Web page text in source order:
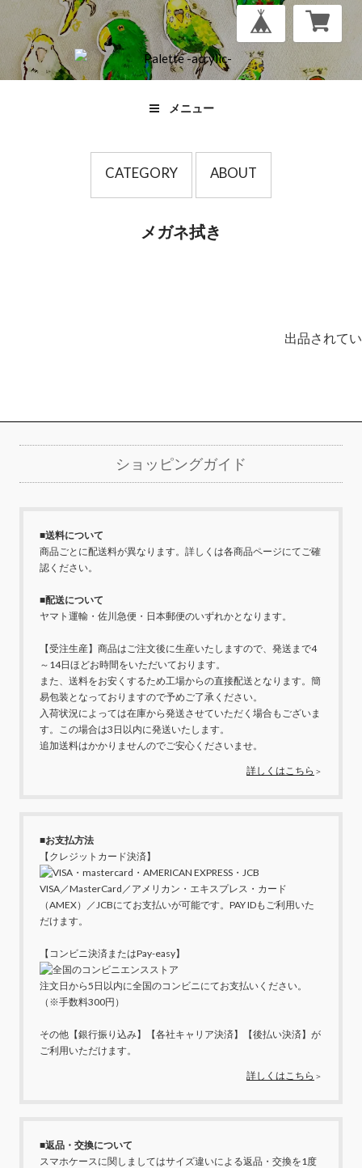
メニュー
CATEGORY ABOUT
メガネ拭き
出品されて
ショッピングガイド
■送料について
商品ごとに配送料が異なります。詳しくは各商品ページにてご確
認ください。
■配送について
ヤマト運輸・佐川急便・日本郵便のいずれかとなります。
【受注生産】商品はご注文後に生産いたしますので、発送まで4
～14日ほどお時間をいただいております。
また、送料をお安くするため工場からの直接配送となります。簡
易包装となっておりますので予めご了承ください。
入荷状況によっては在庫から発送させていただく場合もございま
す。この場合は3日以内に発送いたします。
追加送料はかかりませんのでご安心くださいませ。
詳しくはこちら ＞
■お支払方法
【クレジットカード決済】
VISA／MasterCard／アメリカン・エキスプレス・カード
（AMEX）／JCBにてお支払いが可能です。PAY IDもご利用いた
だけます。
【コンビニ決済またはPay-easy】
注文日から5日以内に全国のコンビニにてお支払いください。
（※手数料300円）
その他【銀行振り込み】【各社キャリア決済】【後払い決済】が
ご利用いただけます。
詳しくはこちら ＞
■返品・交換について
スマホケースに関しましてはサイズ違いによる返品・交換を1度